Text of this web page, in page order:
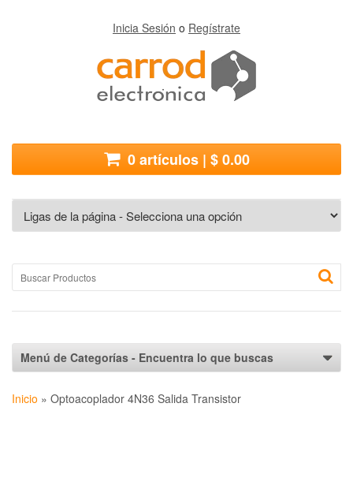
Inicia Sesión o Regístrate
0 artículos | $ 0.00
Inicio » Optoacoplador 4N36 Salida Transistor